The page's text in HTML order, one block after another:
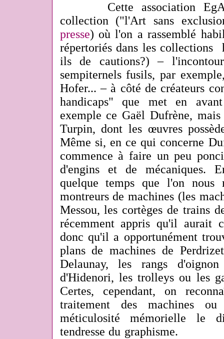
Cette association EgArt
collection ("l'Art sans
presse) où l'on a rassemblé
répertoriés dans les collections
ils de cautions?) –
sempiternels fusils, par
Hofer... – à côté de créateurs
handicaps" que met en
exemple ce Gaël Dufrène,
Turpin, dont les œuvres
Même si, en ce qui concerne
commence à faire un peu
d'engins et de mécaniques.
quelque temps que l'on nous
montreurs de machines (les
Messou, les cortèges de trains
récemment appris qu'il aurait
donc qu'il a opportunément
plans de machines de
Delaunay, les rangs
d'Hidenori, les trolleys ou les
Certes, cependant, on
traitement des machines
méticulosité mémorielle le
tendresse du graphisme.